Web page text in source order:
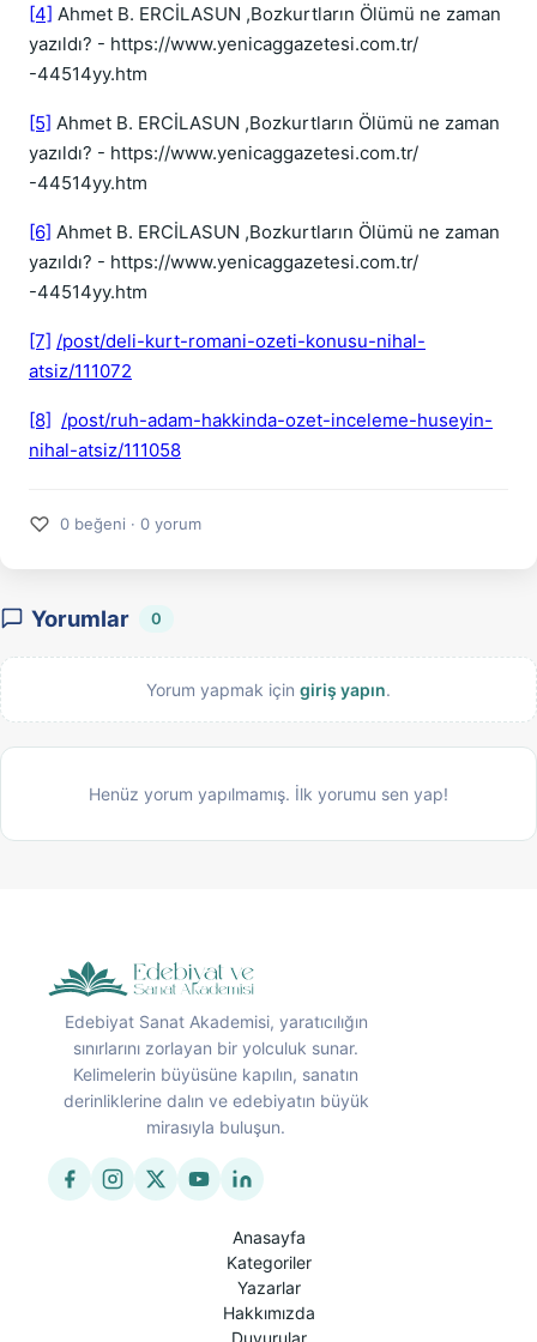
[4] Ahmet B. ERCİLASUN ,Bozkurtların Ölümü ne zaman
yazıldı? - https://www.yenicaggazetesi.com.tr/
-44514yy.htm
[5] Ahmet B. ERCİLASUN ,Bozkurtların Ölümü ne zaman
yazıldı? - https://www.yenicaggazetesi.com.tr/
-44514yy.htm
[6] Ahmet B. ERCİLASUN ,Bozkurtların Ölümü ne zaman
yazıldı? - https://www.yenicaggazetesi.com.tr/
-44514yy.htm
[7] /post/deli-kurt-romani-ozeti-konusu-nihal-
atsiz/111072
[8] /post/ruh-adam-hakkinda-ozet-inceleme-huseyin-
nihal-atsiz/111058
♡ 0 beğeni · 0 yorum
Yorumlar 0
Yorum yapmak için giriş yapın.
Henüz yorum yapılmamış. İlk yorumu sen yap!
Edebiyat Sanat Akademisi, yaratıcılığın
sınırlarını zorlayan bir yolculuk sunar.
Kelimelerin büyüsüne kapılın, sanatın
derinliklerine dalın ve edebiyatın büyük
mirasıyla buluşun.
Anasayfa
Kategoriler
Yazarlar
Hakkımızda
Duyurular